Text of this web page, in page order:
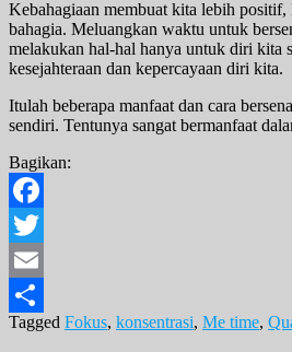
Kebahagiaan membuat kita lebih positif,
bahagia. Meluangkan waktu untuk
melakukan hal-hal hanya untuk diri kita
kesejahteraan dan kepercayaan diri kita.
Itulah beberapa manfaat dan cara
sendiri. Tentunya sangat bermanfaat
Bagikan:
Facebook
Twitter
Email
Share
Tagged Fokus, konsentrasi, Me time,